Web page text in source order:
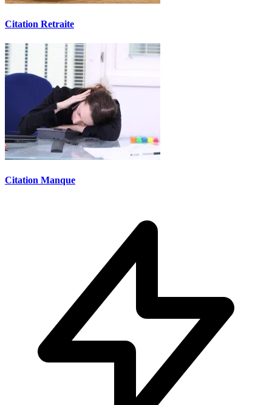
Citation Retraite
Citation Manque